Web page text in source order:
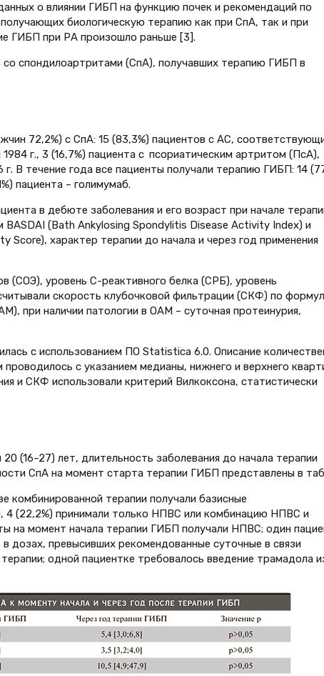
о влиянии ГИБП на функцию почек и рекомендаций по
биологическую терапию как при СпА, так и при
ГИБП при РА произошло раньше [3].
со спондилоартритами (СпА), получавших терапию ГИБП в
72,2%) с СпА: 15 (83,3%) пациентов с АС,
г., 3 (16,7%) пациента с псориатическим артритом (ПсА),
В течение года все пациенты получали терапию ГИБП: 14
пациента – голимумаб.
в дебюте заболевания и его возраст при начале
BASDAI (Bath Ankylosing Spondylitis Disease Activity Index) и
Score), характер терапии до начала и через год применения
(СОЭ), уровень C-реактивного белка (СРБ), уровень
скорость клубочковой фильтрации (СКФ) по
при наличии патологии в ОАМ – суточная протеинурия,
с использованием ПО Statistica 6.0. Описание
с указанием медианы, нижнего и верхнего
и СКФ использовали критерий Вилкоксона, статистически
(16–27) лет, длительность заболевания до начала терапии
СпА на момент старта терапии ГИБП представлены в
комбинированной терапии получали базисные
4 (22,2%) принимали только НПВС или комбинацию НПВС и
на момент начала терапии ГИБП получали НПВС; один
дозах, превысивших рекомендованные суточные в связи
одной пациентке требовалось введение трамадола